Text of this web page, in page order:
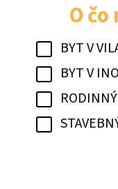
O
BYT V
BYT V